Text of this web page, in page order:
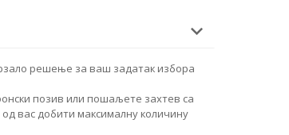
решење за ваш задатак избора
позив или пошаљете захтев са
вас добити максималну количину